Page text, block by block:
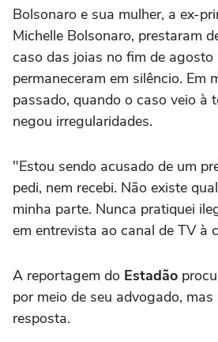
Bolsonaro e sua mulher, a ex-
Michelle Bolsonaro, prestaram
caso das joias no fim de agosto
permaneceram em silêncio. Em
passado, quando o caso veio à
negou irregularidades.
"Estou sendo acusado de um
pedi, nem recebi. Não existe
minha parte. Nunca pratiquei
em entrevista ao canal de TV à
A reportagem do Estadão
por meio de seu advogado,
resposta.